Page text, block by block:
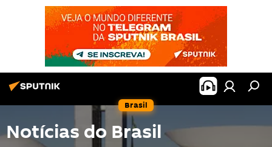
Brasil
Notícias do Brasil